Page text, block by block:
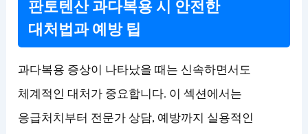
판토텐산 과다복용 시 안전한
대처법과 예방 팁
과다복용 증상이 나타났을 때는 신속하면서도
체계적인 대처가 중요합니다. 이 섹션에서는
응급처치부터 전문가 상담, 예방까지 실용적인